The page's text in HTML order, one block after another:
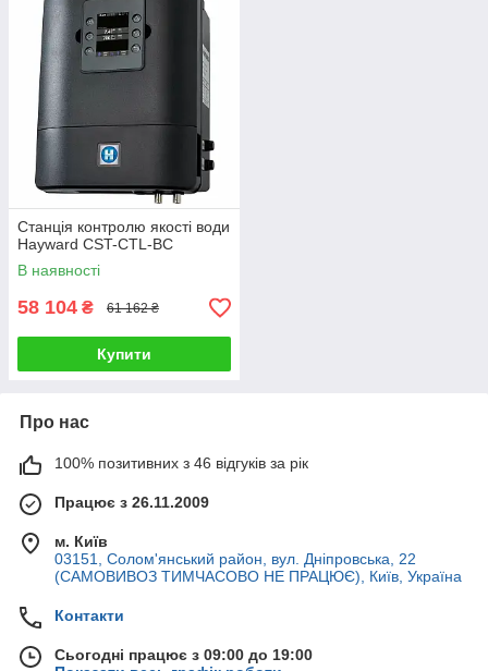
Станція контролю якості води
Hayward CST-CTL-BC
В наявності
58 104 ₴ 61 162 ₴
Купити
Про нас
100% позитивних з 46 відгуків за рік
Працює з 26.11.2009
м. Київ
03151, Солом'янський район, вул. Дніпровська, 22
(САМОВИВОЗ ТИМЧАСОВО НЕ ПРАЦЮЄ), Київ, Україна
Контакти
Сьогодні працює з 09:00 до 19:00